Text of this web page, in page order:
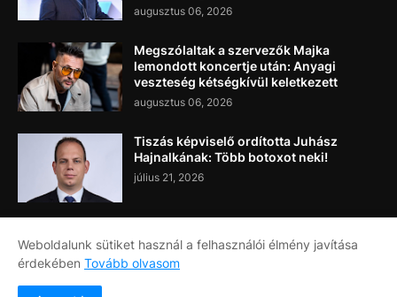
augusztus 06, 2026
Megszólaltak a szervezők Majka
lemondott koncertje után: Anyagi
veszteség kétségkívül keletkezett
augusztus 06, 2026
Tiszás képviselő ordította Juhász
Hajnalkának: Több botoxot neki!
július 21, 2026
Címlap Rólunk
Weboldalunk sütiket használ a felhasználói élmény javítása
érdekében Tovább olvasom